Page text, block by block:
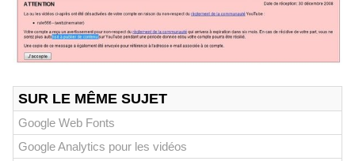
SUR LE MÊME SUJET
Google Web Fonts
Google Analytics pour les vidéos